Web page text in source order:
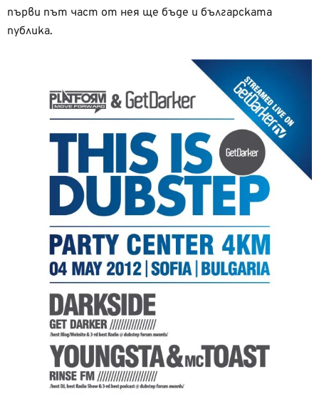
първи път част от нея ще бъде и българската
публика.